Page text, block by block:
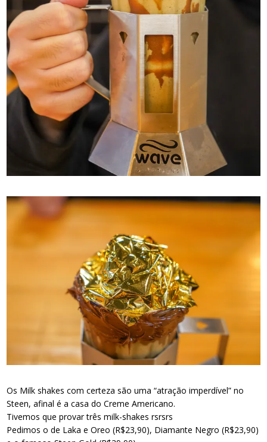
Os Milk shakes com certeza são uma “atração imperdível” no
Steen, afinal é a casa do Creme Americano.
Tivemos que provar três milk-shakes rsrsrs
Pedimos o de Laka e Oreo (R$23,90), Diamante Negro (R$23,90)